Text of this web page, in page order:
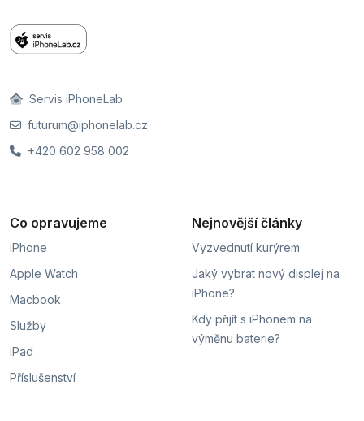
Servis iPhoneLab
futurum@iphonelab.cz
+420 602 958 002
Co opravujeme
iPhone
Apple Watch
Macbook
Služby
iPad
Příslušenství
Nejnovější články
Vyzvednutí kurýrem
Jaký vybrat nový displej na
iPhone?
Kdy přijít s iPhonem na
výměnu baterie?